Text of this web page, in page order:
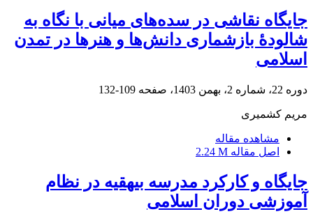
جایگاه نقاشی در سده‌های میانی با نگاه به
شالودۀ بازشماری دانش‌ها و هنرها در تمدن
اسلامی
دوره 22، شماره 2، بهمن 1403، صفحه 109-132
مریم کشمیری
مشاهده مقاله
اصل مقاله 2.24 M
جایگاه و کارکرد مدرسه بیهقیه در نظام
آموزشی دوران اسلامی